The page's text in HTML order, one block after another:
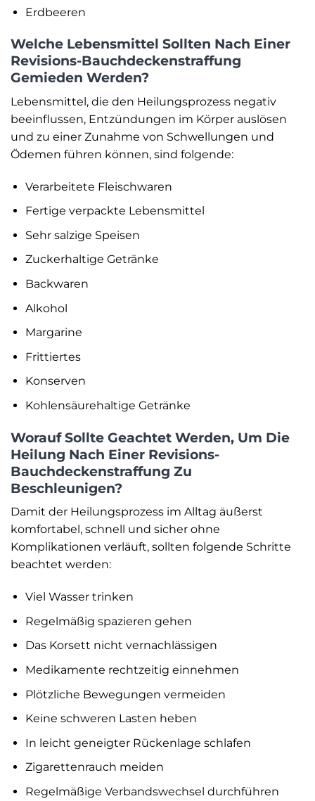
Erdbeeren
Welche Lebensmittel Sollten Nach Einer
Revisions-Bauchdeckenstraffung
Gemieden Werden?
Lebensmittel, die den Heilungsprozess negativ
beeinflussen, Entzündungen im Körper auslösen
und zu einer Zunahme von Schwellungen und
Ödemen führen können, sind folgende:
Verarbeitete Fleischwaren
Fertige verpackte Lebensmittel
Sehr salzige Speisen
Zuckerhaltige Getränke
Backwaren
Alkohol
Margarine
Frittiertes
Konserven
Kohlensäurehaltige Getränke
Worauf Sollte Geachtet Werden, Um Die
Heilung Nach Einer Revisions-
Bauchdeckenstraffung Zu
Beschleunigen?
Damit der Heilungsprozess im Alltag äußerst
komfortabel, schnell und sicher ohne
Komplikationen verläuft, sollten folgende Schritte
beachtet werden:
Viel Wasser trinken
Regelmäßig spazieren gehen
Das Korsett nicht vernachlässigen
Medikamente rechtzeitig einnehmen
Plötzliche Bewegungen vermeiden
Keine schweren Lasten heben
In leicht geneigter Rückenlage schlafen
Zigarettenrauch meiden
Regelmäßige Verbandswechsel durchführen